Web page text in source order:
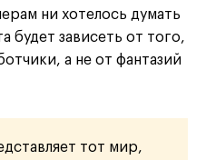
ни хотелось думать
будет зависеть от того,
а не от фантазий
тот мир,